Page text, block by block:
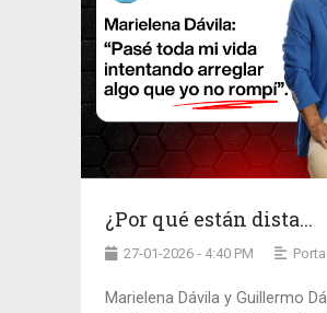
¿Por qué están dista...
27-01-2026 - 4:40 PM
Marielena Dávila y Guillermo